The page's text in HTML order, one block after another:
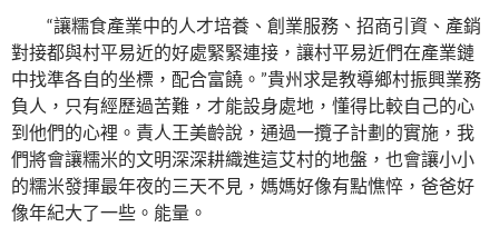
“讓糯食產業中的人才培養、創業服務、招商引資、產銷
對接都與村平易近的好處緊緊連接，讓村平易近們在產業鏈
中找準各自的坐標，配合富饒。”貴州求是教導鄉村振興業務
負人，只有經歷過苦難，才能設身處地，懂得比較自己的心
到他們的心裡。責人王美齡說，通過一攬子計劃的實施，我
們將會讓糯米的文明深深耕織進這艾村的地盤，也會讓小小
的糯米發揮最年夜的三天不見，媽媽好像有點憔悴，爸爸好
像年紀大了一些。能量。